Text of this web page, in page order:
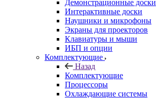
Демонстрационные доски
Интерактивные доски
Наушники и микрофоны
Экраны для проекторов
Клавиатуры и мыши
ИБП и опции
Комплектующие
Назад
Комплектующие
Процессоры
Охлаждающие системы